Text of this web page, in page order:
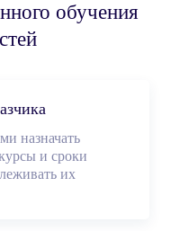
обучения
назначать
и сроки
их